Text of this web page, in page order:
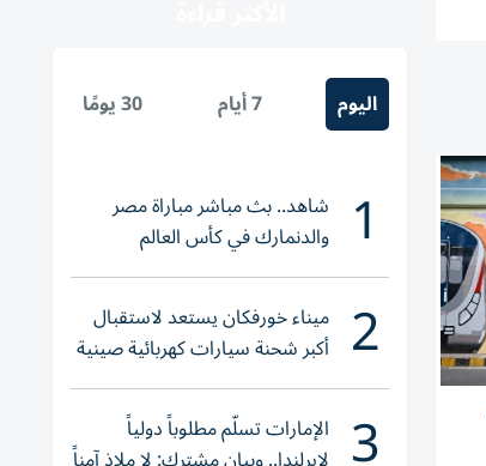
اليوم 7 أيام 30 يومًا
1 شاهد.. بث مباشر مباراة مصر
والدنمارك في كأس العالم
للناشئات
2 ميناء خورفكان يستعد لاستقبال
أكبر شحنة سيارات كهربائية صينية
الإمارات تسلّم مطلوباً دولياً